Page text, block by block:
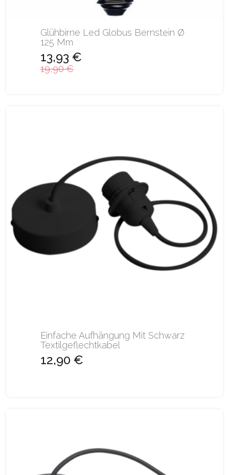
Glühbirne Led Globus Bernstein Ø
125 Mm
13,93 €
19,90 €
Einfache Aufhängung Mit Schwarz
Textilgeflechtkabel
12,90 €